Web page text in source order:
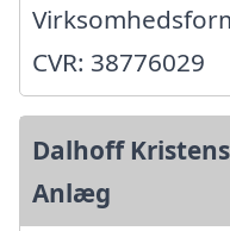
CVR: 38776029
Dalhoff
Anlæg